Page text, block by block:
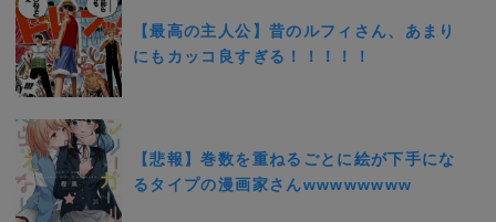
【最高の主人公】昔のルフィさん、あまり
にもカッコ良すぎる！！！！！
【悲報】巻数を重ねるごとに絵が下手にな
るタイプの漫画家さんwwwwwwww